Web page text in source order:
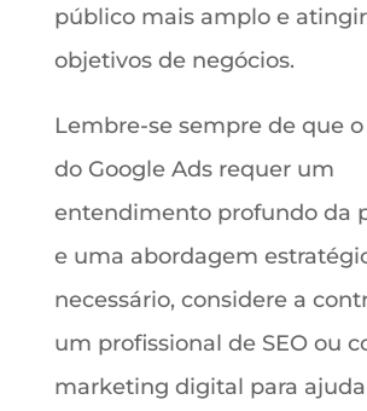
público mais amplo e
objetivos de negócios.
Lembre-se sempre de que o
do Google Ads requer um
entendimento profundo da
e uma abordagem
necessário, considere a
um profissional de SEO ou
marketing digital para